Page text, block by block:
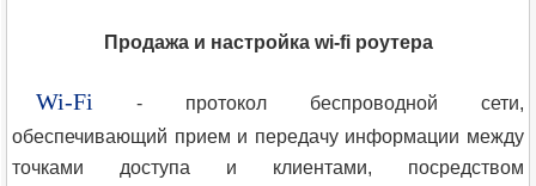
Продажа и настройка wi-fi роутера
Wi-Fi
- протокол беспроводной сети,
обеспечивающий прием и передачу информации между
точками доступа и клиентами, посредством